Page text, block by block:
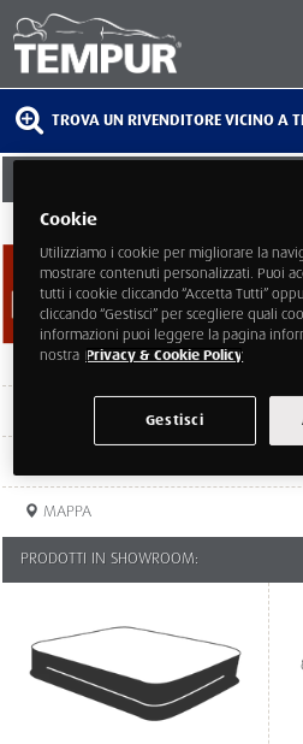
TROVA UN RIVENDITORE VICINO A
0689344278
MAPPA
PRODOTTI IN SHOWROOM:
Cookie
Utilizziamo i cookie per migliorare la
mostrare contenuti personalizzati. Puoi
tutti i cookie cliccando “Accetta Tutti”
cliccando “Gestisci” per scegliere quali
informazioni puoi leggere la pagina
nostra Privacy & Cookie Policy
Gestisci